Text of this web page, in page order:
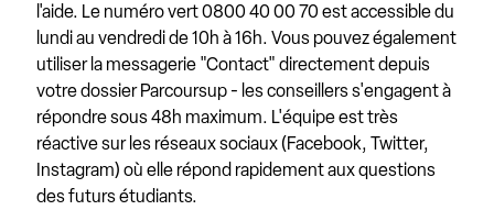
l'aide. Le numéro vert 0800 40 00 70 est accessible du
lundi au vendredi de 10h à 16h. Vous pouvez également
utiliser la messagerie "Contact" directement depuis
votre dossier Parcoursup - les conseillers s'engagent à
répondre sous 48h maximum. L'équipe est très
réactive sur les réseaux sociaux (Facebook, Twitter,
Instagram) où elle répond rapidement aux questions
des futurs étudiants.